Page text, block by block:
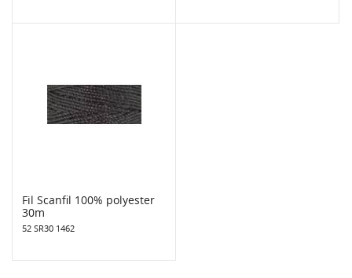
Fil Scanfil 100% polyester
30m
52 SR30 1462